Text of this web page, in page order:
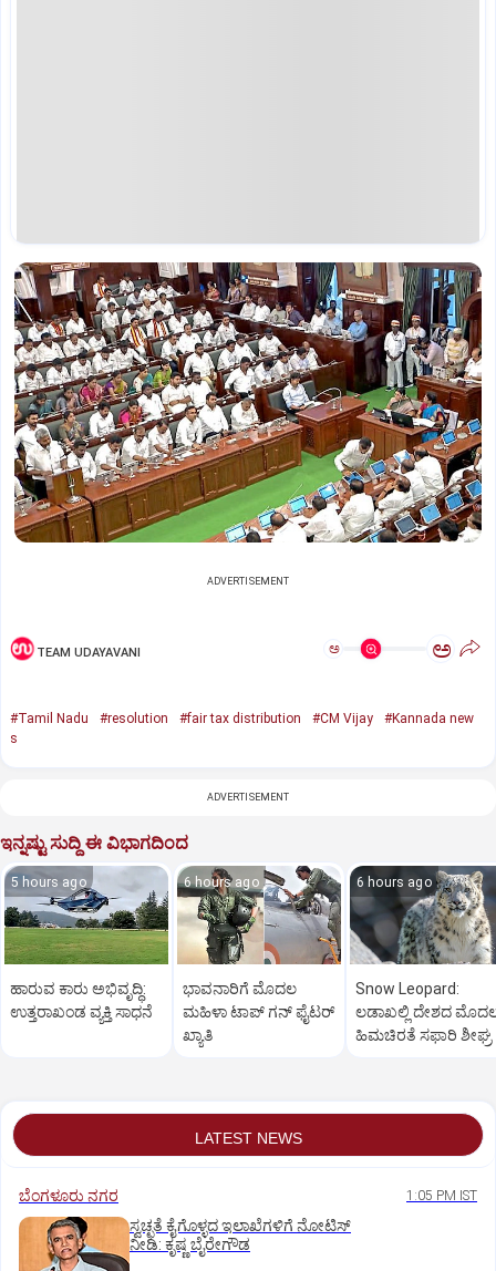
ADVERTISEMENT
TEAM UDAYAVANI ಅ ಅ
#Tamil Nadu #resolution #fair tax distribution #CM Vijay
#Kannada new
s
ADVERTISEMENT
ಇನ್ನಷ್ಟು ಸುದ್ದಿ ಈ ವಿಭಾಗದಿಂದ
5 hours ago
ಹಾರುವ ಕಾರು ಅಭಿವೃದ್ಧಿ:
ಉತ್ತರಾಖಂಡ ವ್ಯಕ್ತಿ ಸಾಧನೆ
6 hours ago
ಭಾವನಾರಿಗೆ ಮೊದಲ
ಮಹಿಳಾ ಟಾಪ್‌ ಗನ್‌ ಫೈಟರ್‌
ಖ್ಯಾತಿ
6 hours ago
Snow Leopard:
ಲಡಾಖಲ್ಲಿ ದೇಶದ
ಹಿಮಚಿರತೆ ಸಫಾರಿ ಶೀಘ್ರ
LATEST NEWS
ಬೆಂಗಳೂರು ನಗರ 1:05 PM IST
ಸ್ವಚ್ಛತೆ ಕೈಗೊಳ್ಳದ ಇಲಾಖೆಗಳಿಗೆ ನೋಟಿಸ್‌
ನೀಡಿ: ಕೃಷ್ಣ ಬೈರೇಗೌಡ